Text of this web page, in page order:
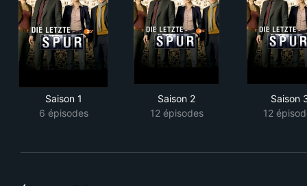
Saison 1
6 épisodes
Saison 2
12 épisodes
Saison
12